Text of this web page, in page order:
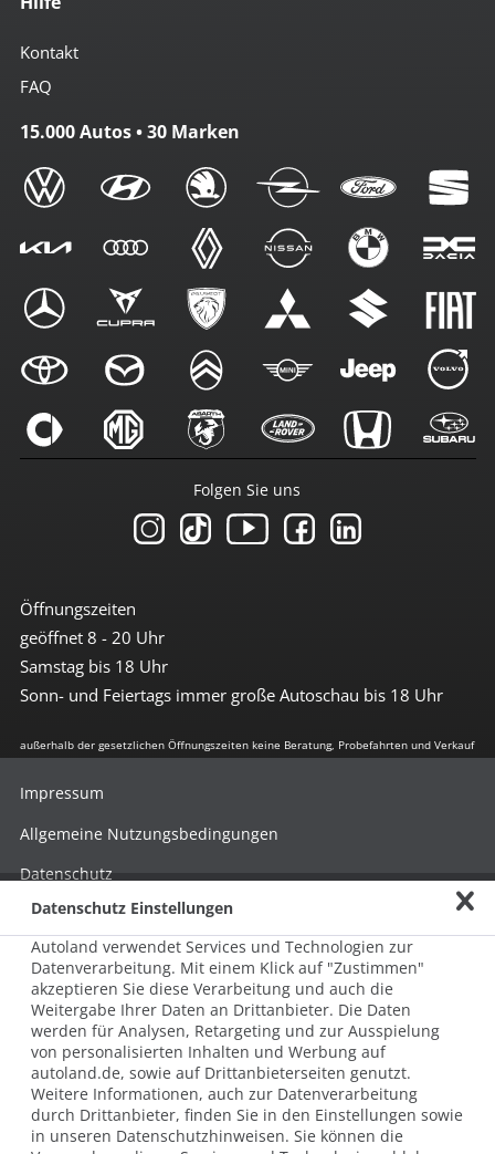
Kontakt
FAQ
15.000 Autos • 30 Marken
Öffnungszeiten
geöffnet 8 - 20 Uhr
Samstag bis 18 Uhr
Sonn- und Feiertags immer große Autoschau bis 18 Uhr
Folgen Sie uns
außerhalb der gesetzlichen Öffnungszeiten keine Beratung, Probefahrten und Verkauf
© 2026 AUTOLAND 24 SE & Co. Betriebs KG
Werner-von-Siemens-Str. 2, 06796 Brehna, Deutschland
Impressum
Allgemeine Nutzungsbedingungen
Datenschutz
Hinweisgebersystem nach HinSchG
Beschwerde nach LkSG
Grundsatzerklärung zum LkSG
Datenschutz Einstellungen
Autoland verwendet Services und Technologien zur
Datenverarbeitung. Mit einem Klick auf "Zustimmen"
akzeptieren Sie diese Verarbeitung und auch die
Weitergabe Ihrer Daten an Drittanbieter. Die Daten
werden für Analysen, Retargeting und zur Ausspielung
von personalisierten Inhalten und Werbung auf
autoland.de, sowie auf Drittanbieterseiten genutzt.
Weitere Informationen, auch zur Datenverarbeitung
durch Drittanbieter, finden Sie in den Einstellungen sowie
in unseren Datenschutzhinweisen. Sie können die